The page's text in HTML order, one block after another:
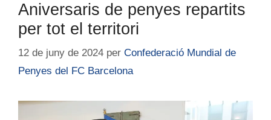
Aniversaris de penyes repartits
per tot el territori
12 de juny de 2024 per Confederació Mundial de
Penyes del FC Barcelona